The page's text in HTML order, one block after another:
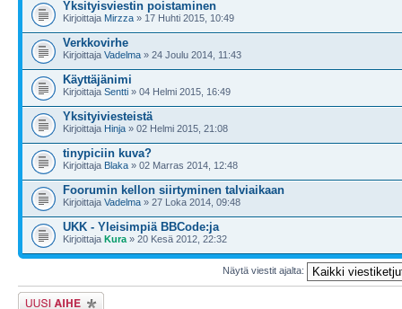
Yksityisviestin poistaminen
Kirjoittaja Mirzza » 17 Huhti 2015, 10:49
Verkkovirhe
Kirjoittaja Vadelma » 24 Joulu 2014, 11:43
Käyttäjänimi
Kirjoittaja Sentti » 04 Helmi 2015, 16:49
Yksityiviesteistä
Kirjoittaja Hinja » 02 Helmi 2015, 21:08
tinypiciin kuva?
Kirjoittaja Blaka » 02 Marras 2014, 12:48
Foorumin kellon siirtyminen talviaikaan
Kirjoittaja Vadelma » 27 Loka 2014, 09:48
UKK - Yleisimpiä BBCode:ja
Kirjoittaja Kura » 20 Kesä 2012, 22:32
Näytä viestit ajalta:
Lähetä uusi viesti